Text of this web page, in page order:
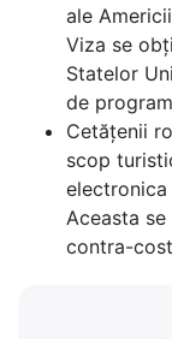
ale
Viza se
Statelor
de
Cetăţenii
scop
electronica
Aceasta
contra-